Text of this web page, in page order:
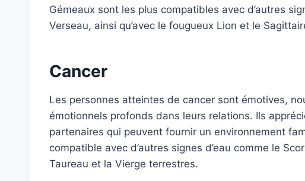
Gémeaux sont les plus compatibles avec d’autres
Verseau, ainsi qu’avec le fougueux Lion et le
Cancer
Les personnes atteintes de cancer sont émotives,
émotionnels profonds dans leurs relations. Ils
partenaires qui peuvent fournir un environnement
compatible avec d’autres signes d’eau comme le
Taureau et la Vierge terrestres.